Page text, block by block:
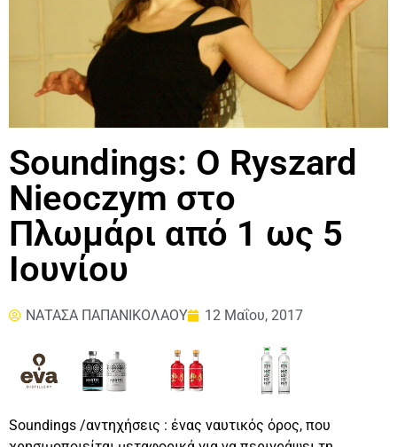
Soundings: Ο Ryszard
Nieoczym στο
Πλωμάρι από 1 ως 5
Ιουνίου
ΝΑΤΑΣΑ ΠΑΠΑΝΙΚΟΛΑΟΥ 12 Μαΐου, 2017
Soundings /αντηχήσεις : ένας ναυτικός όρος, που